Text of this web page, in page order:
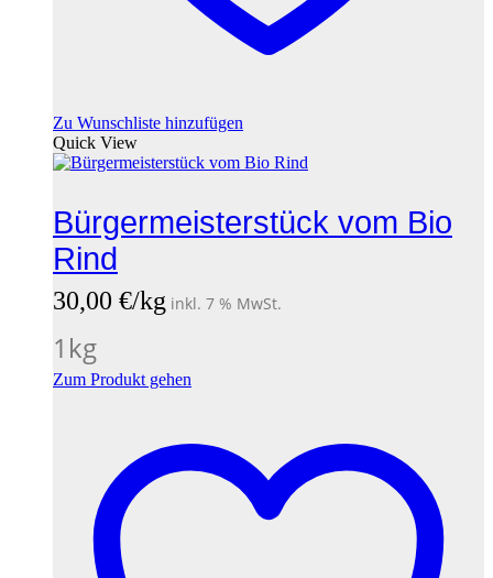
Zu Wunschliste hinzufügen
Quick View
Bürgermeisterstück vom Bio
Rind
30,00 €/kg inkl. 7 % MwSt.
1 kg
Zum Produkt gehen